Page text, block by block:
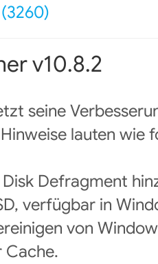
v10.8.2
seine
lauten wie
Defragment
verfügbar in
von
Cache.